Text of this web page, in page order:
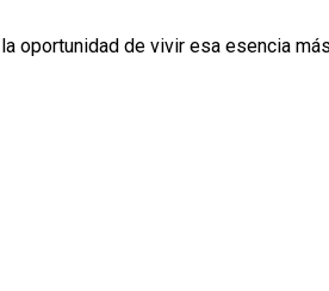
oportunidad de vivir esa esencia